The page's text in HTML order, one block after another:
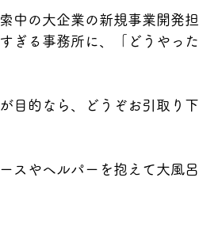
中の大企業の新規事業開発担
ぎる事務所に、「どうやった
目的なら、どうぞお引取り下
スやヘルパーを抱えて大風呂